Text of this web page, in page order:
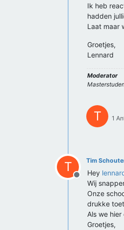
Ik heb
hadden
Laat maar
Groetjes,
Lennard
Moderator
T 1
T
Offline
Tim
Hey
Wij
Onze
drukke
Als we
Groetjes,